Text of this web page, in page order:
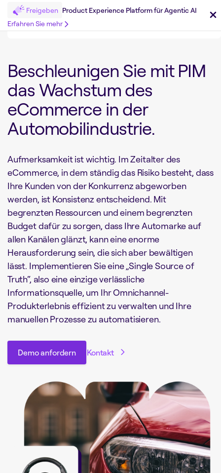
Freigeben Product Experience Platform für Agentic AI
Erfahren Sie mehr
Beschleunigen Sie mit PIM
das Wachstum des
eCommerce in der
Automobilindustrie.
Aufmerksamkeit ist wichtig. Im Zeitalter des
eCommerce, in dem ständig das Risiko besteht, dass
Ihre Kunden von der Konkurrenz abgeworben
werden, ist Konsistenz entscheidend. Mit
begrenzten Ressourcen und einem begrenzten
Budget dafür zu sorgen, dass Ihre Automarke auf
allen Kanälen glänzt, kann eine enorme
Herausforderung sein, die sich aber bewältigen
lässt. Implementieren Sie eine „Single Source of
Truth“, also eine einzige verlässliche
Informationsquelle, um Ihr Omnichannel-
Produkterlebnis effizient zu verwalten und Ihre
manuellen Prozesse zu automatisieren.
Demo anfordern Kontakt